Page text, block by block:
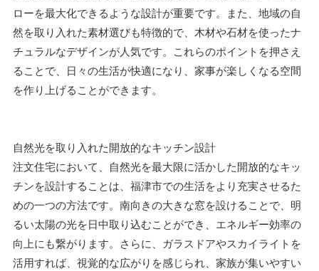
ローを最大化できるような設計が重要です。また、地域の自
然を取り入れた素材選びも特徴的で、木材や石材を使ったナ
チュラルなデザインが人気です。これらのポイントを押さえ
ることで、日々の生活が快適になり、家事が楽しくなる空間
を作り上げることができます。
自然光を取り入れた開放的なキッチン設計
注文住宅において、自然光を最大限に活かした開放的なキッ
チンを設計することは、福津市での生活をより充実させるた
めの一つの方法です。南向きの大きな窓を設けることで、明
るい太陽の光を日中取り込むことができ、エネルギー効率の
向上にも繋がります。さらに、ガラスドアやスカイライトを
活用すれば、視覚的な広がりを感じられ、家族が集いやすい